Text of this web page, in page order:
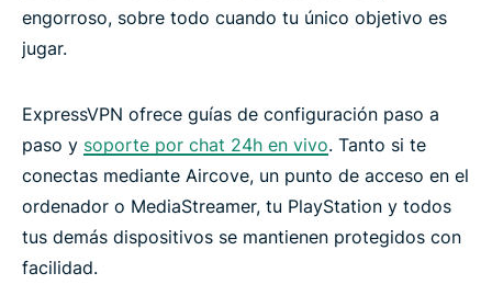
engorroso, sobre todo cuando tu único objetivo es
jugar.
ExpressVPN ofrece guías de configuración paso a
paso y soporte por chat 24h en vivo. Tanto si te
conectas mediante Aircove, un punto de acceso en el
ordenador o MediaStreamer, tu PlayStation y todos
tus demás dispositivos se mantienen protegidos con
facilidad.